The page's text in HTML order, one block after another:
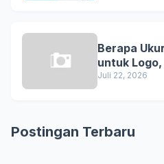
Berapa
untuk
Juli 22, 2026
Postingan Terbaru